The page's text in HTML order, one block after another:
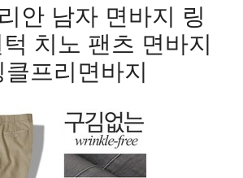
안 남자 면바지 링
치노 팬츠 면바지
프리면바지